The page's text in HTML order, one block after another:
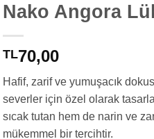
Nako Angora
TL70,00
Hafif, zarif ve yumuşacık
severler için özel olarak
sıcak tutan hem de narin ve
mükemmel bir tercihtir.